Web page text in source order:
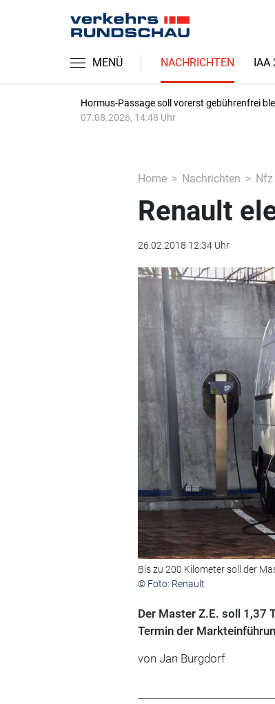
MENÜ NACHRICHTEN IAA
Hormus-Passage soll vorerst gebührenfrei
07.08.2026, 14:48 Uhr
Home Nachrichten Nfz
Renault
26.02.2018 12:34 Uhr
Bis zu 200 Kilometer soll der
© Foto: Renault
Der Master Z.E. soll 1,37
Termin der
von Jan Burgdorf